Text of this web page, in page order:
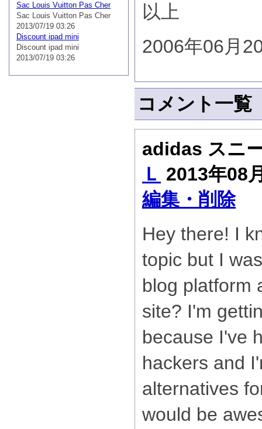
以上
2006年06月
コメント一覧
adidas スニ
Ｌ 2013年08
編集・削除
Hey there! I
topic but I
blog platform
site? I'm
because I've
hackers and
alternatives
would be
Sac Louis Vuitton Pas Cher
Sac Louis Vuitton Pas Cher
2013/07/19 03:26
Discount ipad mini
Discount ipad mini
2013/07/19 03:26